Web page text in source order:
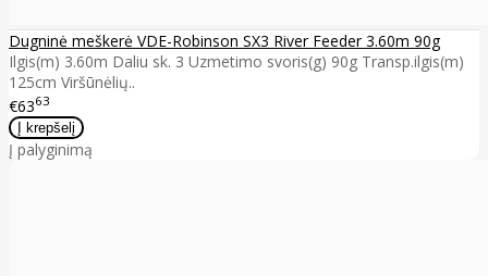
Dugninė meškerė VDE-Robinson SX3 River Feeder 3.60m 90g
Ilgis(m) 3.60m Daliu sk. 3 Uzmetimo svoris(g) 90g Transp.ilgis(m)
125cm Viršūnėlių..
€6363
Į palyginimą